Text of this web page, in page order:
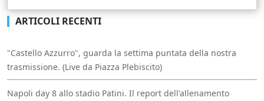
ARTICOLI RECENTI
"Castello Azzurro", guarda la settima puntata della nostra
trasmissione. (Live da Piazza Plebiscito)
Napoli day 8 allo stadio Patini. Il report dell'allenamento